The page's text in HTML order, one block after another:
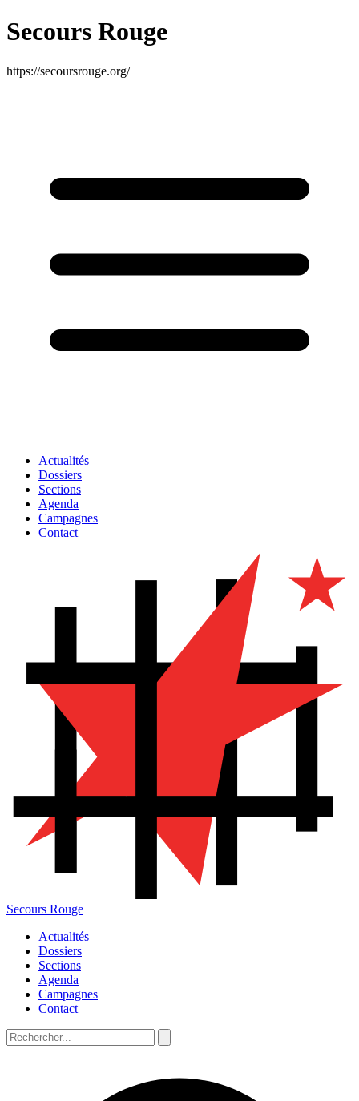
Secours Rouge
https://secoursrouge.org/
Actualités
Dossiers
Sections
Agenda
Campagnes
Contact
Secours Rouge
Actualités
Dossiers
Sections
Agenda
Campagnes
Contact